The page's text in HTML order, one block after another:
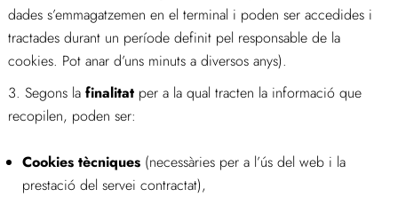
dades s’emmagatzemen en el terminal i poden ser accedides i
tractades durant un període definit pel responsable de la
cookies. Pot anar d’uns minuts a diversos anys).
Segons la finalitatper a la qual tracten la informació que
recopilen, poden ser:
Cookies tècniques(necessàries per a l’ús del web i la
prestació del servei contractat),